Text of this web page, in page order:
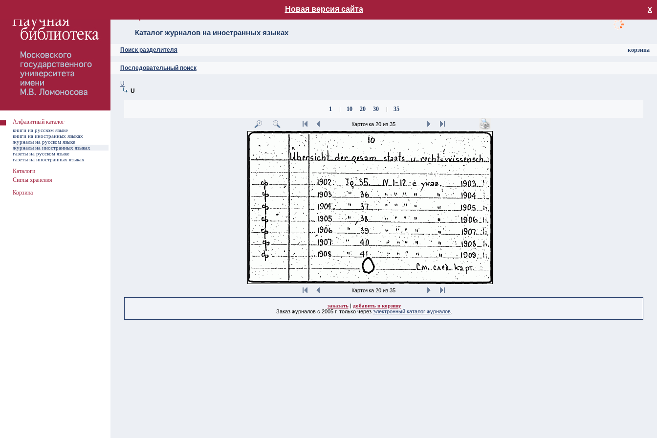
Новая версия сайта х
Каталог журналов на иностранных языках
Поиск разделителя
Последовательный поиск
корзина
U
U
1 | 10 20 30 | 35
Карточка 20 из 35
Карточка 20 из 35
заказать| добавить в корзину
Заказ журналов с 2005 г. только через электронный каталог журналов
Алфавитный каталог
книги на русском языке
книги на иностранных языках
журналы на русском языке
журналы на иностранных языках
газеты на русском языке
газеты на иностранных языках
Каталоги
Сиглы хранения
Корзина